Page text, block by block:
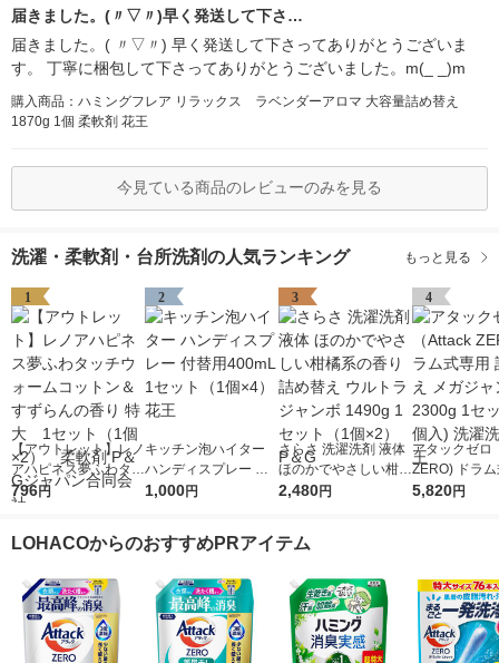
届きました。(〃▽〃)早く発送して下さ…
届きました。( 〃▽〃) 早く発送して下さってありがとうございま
す。 丁寧に梱包して下さってありがとうございました。m(_ _)m
購入商品：ハミングフレア リラックス ラベンダーアロマ 大容量詰め替え
1870g 1個 柔軟剤 花王
今見ている商品のレビューのみを見る
洗濯・柔軟剤・台所洗剤の人気ランキング もっと見る
1
【アウトレット】レノ
アハピネス夢ふわタッ
チウォームコットン＆
2） 柔軟剤 P＆Gジ
796円
2
キッチン泡ハイター
ハンディスプレー 付
替用400mL 1セット
1,000円
3
さらさ 洗濯洗剤 液体
ほのかでやさしい柑橘
系の香り 詰め替え ウ
P＆G
2,480円
4
アタックゼロ
ZERO) ドラ
詰め替え メガ
5,820円
LOHACOからのおすすめPRアイテム